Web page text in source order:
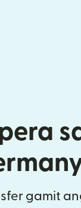
gamit